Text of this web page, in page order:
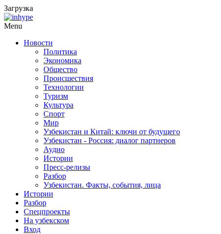
Загрузка
Menu
Новости
Политика
Экономика
Общество
Происшествия
Технологии
Туризм
Культура
Спорт
Мир
Узбекистан и Китай: ключи от будущего
Узбекистан - Россия: диалог партнеров
Аудио
Истории
Пресс-релизы
Разбор
Узбекистан. Факты, события, лица
Истории
Разбор
Спецпроекты
На узбекском
Вход